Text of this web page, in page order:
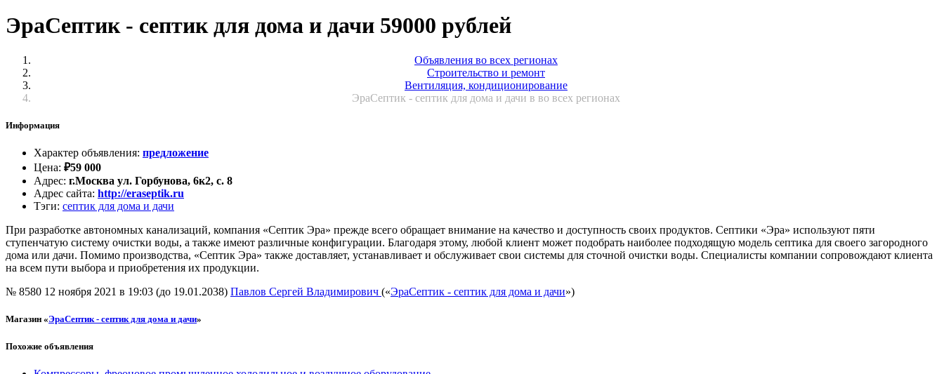
ЭраСептик - септик для дома и дачи 59000 рублей
Объявления во всех регионах
Строительство и ремонт
Вентиляция, кондиционирование
ЭраСептик - септик для дома и дачи в во всех регионах
Информация
Характер объявления: предложение
Цена: ₽59 000
Адрес: г.Москва ул. Горбунова, 6к2, с. 8
Адрес сайта: http://eraseptik.ru
Тэги: септик для дома и дачи
При разработке автономных канализаций, компания «Септик Эра» прежде всего обращает внимание на качество и доступность своих продуктов. Септики «Эра» используют пяти
ступенчатую систему очистки воды, а также имеют различные конфигурации. Благодаря этому, любой клиент может подобрать наиболее подходящую модель септика для своего загородного
дома или дачи. Помимо производства, «Септик Эра» также доставляет, устанавливает и обслуживает свои системы для сточной очистки воды. Специалисты компании сопровождают клиента
на всем пути выбора и приобретения их продукции.
№ 8580 12 ноября 2021 в 19:03 (до 19.01.2038) Павлов Сергей Владимирович («ЭраСептик - септик для дома и дачи»)
Магазин «ЭраСептик - септик для дома и дачи»
Похожие объявления